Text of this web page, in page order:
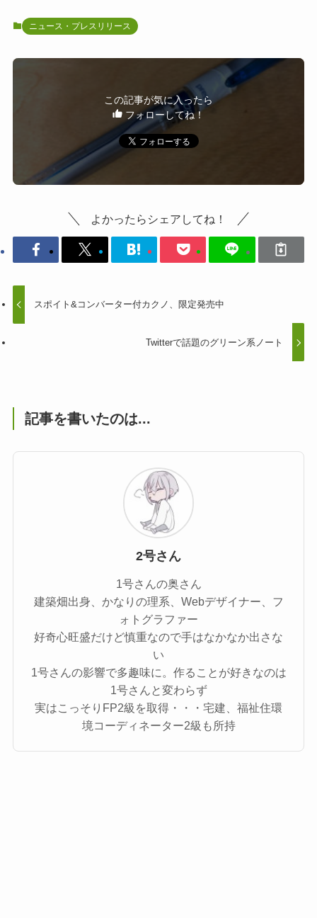
ニュース・プレスリリース
この記事が気に入ったら
フォローしてね！
よかったらシェアしてね！
スポイト&コンバーター付カクノ、限定発売中
Twitterで話題のグリーン系ノート
記事を書いたのは...
2号さん
1号さんの奥さん
建築畑出身、かなりの理系、Webデザイナー、フ
ォトグラファー
好奇心旺盛だけど慎重なので手はなかなか出さな
い
1号さんの影響で多趣味に。作ることが好きなのは
1号さんと変わらず
実はこっそりFP2級を取得・・・宅建、福祉住環
境コーディネーター2級も所持